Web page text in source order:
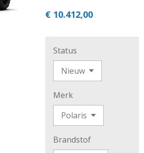
€ 10.412,00
Status
Merk
Brandstof